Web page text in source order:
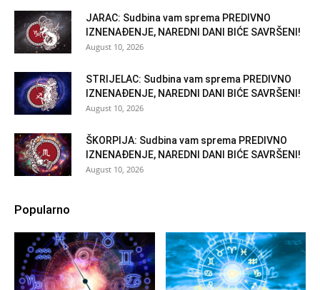
JARAC: Sudbina vam sprema PREDIVNO
IZNENAĐENJE, NAREDNI DANI BIĆE SAVRŠENI!
August 10, 2026
STRIJELAC: Sudbina vam sprema PREDIVNO
IZNENAĐENJE, NAREDNI DANI BIĆE SAVRŠENI!
August 10, 2026
ŠKORPIJA: Sudbina vam sprema PREDIVNO
IZNENAĐENJE, NAREDNI DANI BIĆE SAVRŠENI!
August 10, 2026
Popularno